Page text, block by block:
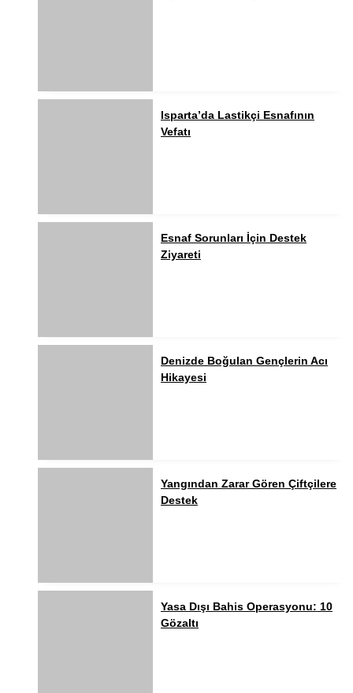
Isparta’da Lastikçi Esnafının
Vefatı
Esnaf Sorunları İçin Destek
Ziyareti
Denizde Boğulan Gençlerin Acı
Hikayesi
Yangından Zarar Gören Çiftçilere
Destek
Yasa Dışı Bahis Operasyonu: 10
Gözaltı